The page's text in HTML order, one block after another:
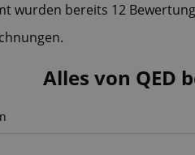
wurden bereits 12
Alles von QED